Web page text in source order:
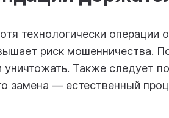
технологически операции
риск мошенничества.
Также следует
замена — естественный